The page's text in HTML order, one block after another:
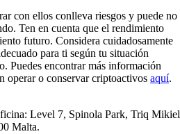
con ellos conlleva riesgos y puede no
Ten en cuenta que el rendimiento
futuro. Considera cuidadosamente
para ti según tu situación
Puedes encontrar más información
operar o conservar criptoactivos aquí.
Level 7, Spinola Park, Triq Mikiel
Malta.